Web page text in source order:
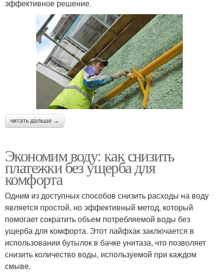
эффективное решение.
читать дальше →
Экономим воду: как снизить
платежки без ущерба для
комфорта
Одним из доступных способов снизить расходы на воду
является простой, но эффективный метод, который
помогает сократить объем потребляемой воды без
ущерба для комфорта. Этот лайфхак заключается в
использовании бутылок в бачке унитаза, что позволяет
снизить количество воды, используемой при каждом
смыве.